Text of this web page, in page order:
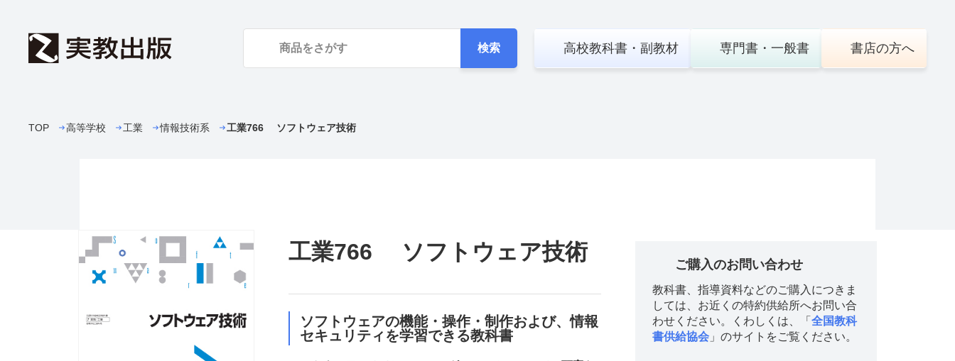
検索 高校教科書・ 副教材 専門書・ 一般書 書店の方へ
TOP 高等学校 工業 情報技術系 工業766 ソフトウェア技術
工業766 ソフトウェア技術
ソフトウェアの機能・操作・制作および、情報
セキュリティを学習できる教科書
ご購入のお問い合わせ
教科書、指導資料などのご購入につきま
しては、お近くの特約供給所へお問い合
わせください。くわしくは、「 全国教科
書供給協会 」のサイトをご覧ください。